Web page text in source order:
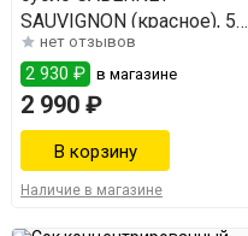
SAUVIGNON (красное), 5
кг нет отзывов
2 930 ₽ в магазине
2 990 ₽
Наличие в магазине